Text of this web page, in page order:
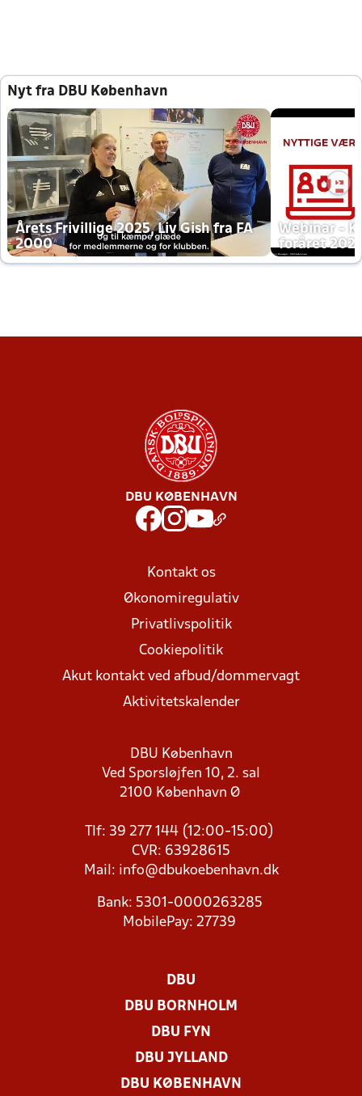
Nyt fra DBU København
Årets Frivillige 2025, Liv Gish fra FA
2000
Webinar -
foråret
DBU KØBENHAVN
Kontakt os
Økonomiregulativ
Privatlivspolitik
Cookiepolitik
Akut kontakt ved afbud/dommervagt
Aktivitetskalender
DBU København
Ved Sporsløjfen 10, 2. sal
2100 København Ø
Tlf: 39 277 144 (12:00-15:00)
CVR: 63928615
Mail: info@dbukoebenhavn.dk
Bank: 5301-0000263285
MobilePay: 27739
DBU
DBU BORNHOLM
DBU FYN
DBU JYLLAND
DBU KØBENHAVN